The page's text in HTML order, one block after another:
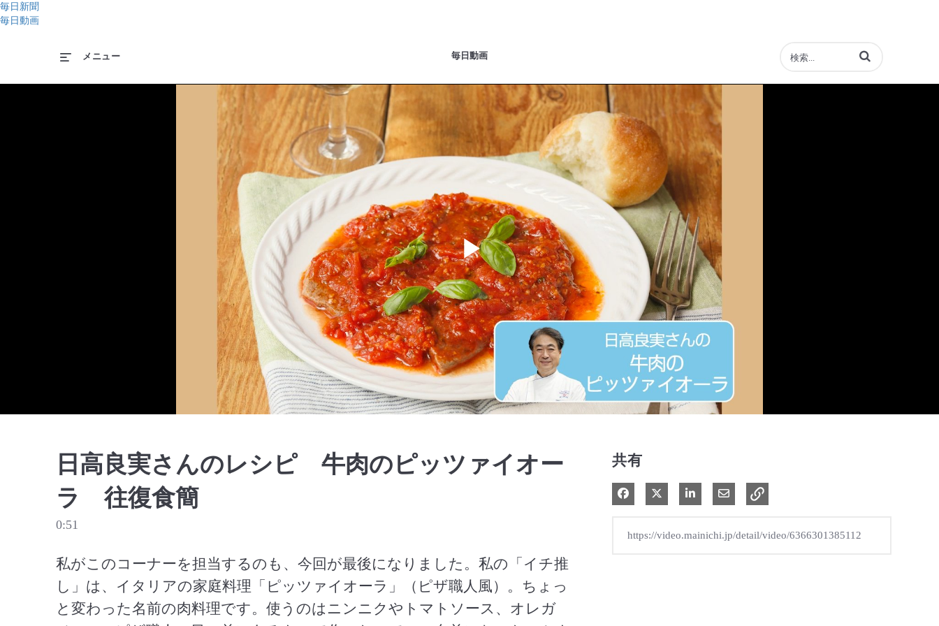
毎日新聞
毎日動画
毎日動画
メニュー 動画の検索語句を入力
Play
Video
日高良実さんのレシピ 牛肉のピッツァイオー
ラ 往復食簡
0:51
私がこのコーナーを担当するのも、今回が最後になりました。私の「イチ推
し」は、イタリアの家庭料理「ピッツァイオーラ」（ピザ職人風）。ちょっ
と変わった名前の肉料理です。使うのはニンニクやトマトソース、オレガ
共有
Facebook で共有
Xで共有する
LinkedIn で共有電子メールで共有